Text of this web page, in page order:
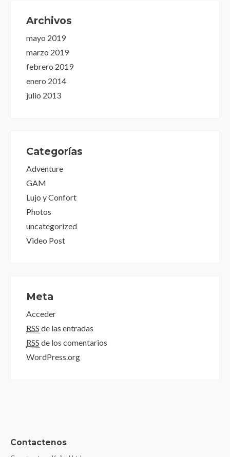
Archivos
mayo 2019
marzo 2019
febrero 2019
enero 2014
julio 2013
Categorías
Adventure
GAM
Lujo y Confort
Photos
uncategorized
Video Post
Meta
Acceder
RSS de las entradas
RSS de los comentarios
WordPress.org
Contactenos